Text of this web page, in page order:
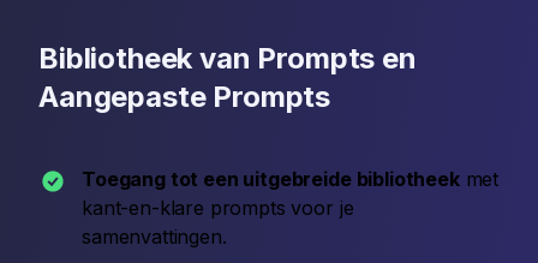
Bibliotheek van Prompts en
Aangepaste Prompts
Toegang tot een uitgebreide bibliotheekmet
kant-en-klare prompts voor je
samenvattingen.